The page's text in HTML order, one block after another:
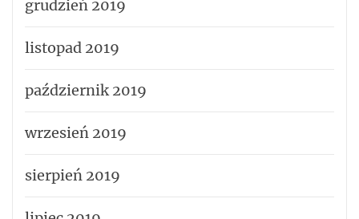
grudzień 2019
listopad 2019
październik 2019
wrzesień 2019
sierpień 2019